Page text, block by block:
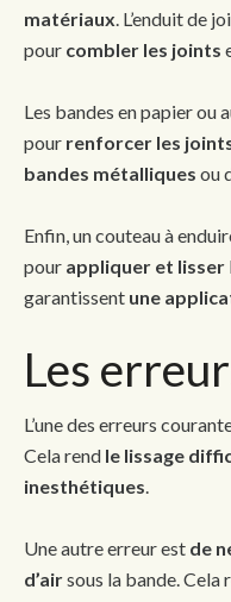
matériaux . L’enduit de
pour combler les joints
Les bandes en papier ou
pour renforcer les
bandes métalliques ou
Enfin, un couteau à
pour appliquer et lisser
garantissent une
Les
L’une des erreurs
Cela rend le lissage
inesthétiques
Une autre erreur est de
d’airsous la bande. Cela